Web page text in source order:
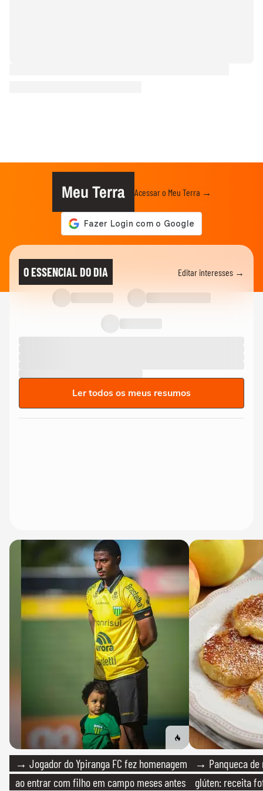
Meu Terra Acessar o Meu Terra →
O ESSENCIAL DO DIA Editar interesses →
Ler todos os meus resumos
→ Jogador do Ypiranga FC fez homenagem
ao entrar com filho em campo meses antes
→ Panqueca de
glúten: receita